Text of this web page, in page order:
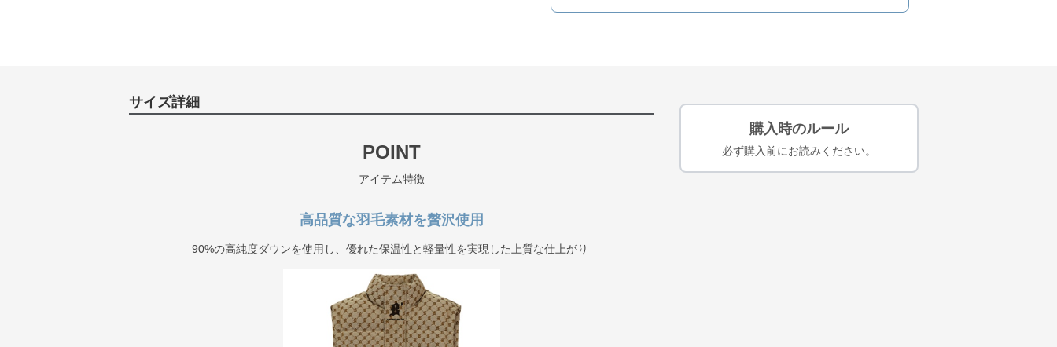
サイズ詳細
POINT
アイテム特徴
高品質な羽毛素材を贅沢使用
90%の高純度ダウンを使用し、優れた保温性と軽量性を実現した上質な仕上がり
購入時のルール
必ず購入前にお読みください。